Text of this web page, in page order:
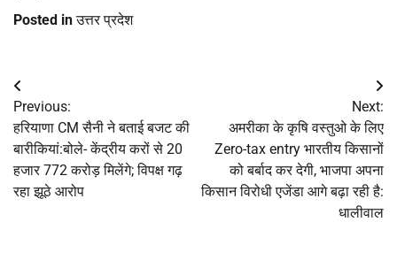
Posted inउत्तर प्रदेश
Post
navigation
Previous:
हरियाणा CM सैनी ने बताई बजट की
बारीकियां:बोले- केंद्रीय करों से 20
हजार 772 करोड़ मिलेंगे; विपक्ष गढ़
रहा झूठे आरोप
Next:
अमरीका के कृषि वस्तुओ के लिए
Zero-tax entry भारतीय किसानों
को बर्बाद कर देगी, भाजपा अपना
किसान विरोधी एजेंडा आगे बढ़ा रही है:
धालीवाल